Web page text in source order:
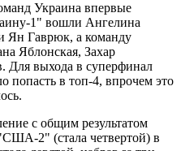
Украина впервые
1" вошли Ангелина
Ян Гаврюк, а команду
Яблонская, Захар
выхода в суперфинал
попасть в топ-4, впрочем это
с общим результатом
2" (стала четвертой) в